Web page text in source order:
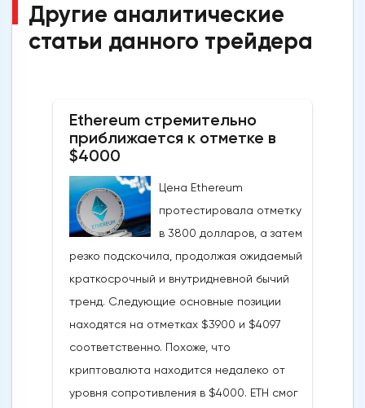
Другие аналитические
статьи данного трейдера
Ethereum стремительно
приближается к отметке в
$4000
Цена Ethereum
протестировала отметку
в 3800 долларов, а затем
резко подскочила, продолжая ожидаемый
краткосрочный и внутридневной бычий
тренд. Следующие основные позиции
находятся на отметках $3900 и $4097
соответственно. Похоже, что
криптовалюта находится недалеко от
уровня сопротивления в $4000. ETH смог